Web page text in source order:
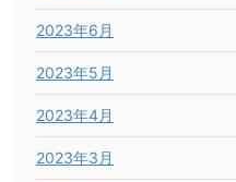
2023年6月
2023年5月
2023年4月
2023年3月